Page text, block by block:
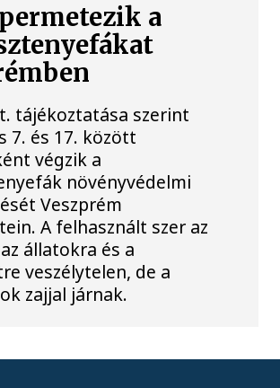
a
tájékoztatása szerint
7. és 17. között
végzik a
növényvédelmi
Veszprém
A felhasznált szer az
állatokra és a
veszélytelen, de a
zajjal járnak.